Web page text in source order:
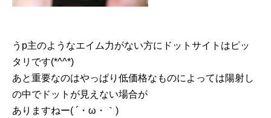
うp主のようなエイム力がない方にドットサイトはピッ
タリです(*^^*)
あと重要なのはやっぱり低価格なものによっては陽射し
の中でドットが見えない場合が
ありますねー( ´・ω・｀)